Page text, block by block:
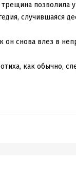
трещина
случившаяся
он снова влез в
как обычно,
Затонувшая